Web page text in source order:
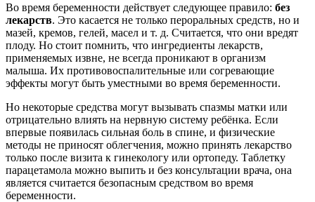
Во время беременности действует следующее правило: без
лекарств. Это касается не только пероральных средств, но и
мазей, кремов, гелей, масел и т. д. Считается, что они вредят
плоду. Но стоит помнить, что ингредиенты лекарств,
применяемых извне, не всегда проникают в организм
малыша. Их противовоспалительные или согревающие
эффекты могут быть уместными во время беременности.
Но некоторые средства могут вызывать спазмы матки или
отрицательно влиять на нервную систему ребёнка. Если
впервые появилась сильная боль в спине, и физические
методы не приносят облегчения, можно принять лекарство
только после визита к гинекологу или ортопеду. Таблетку
парацетамола можно выпить и без консультации врача, она
является считается безопасным средством во время
беременности.